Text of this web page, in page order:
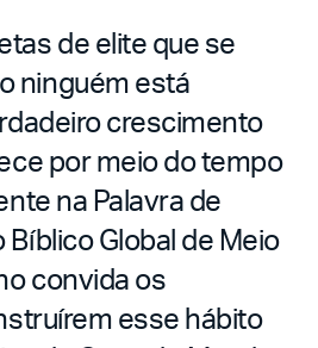
de elite que se
ninguém está
crescimento
por meio do tempo
na Palavra de
Bíblico Global de Meio
convida os
esse hábito